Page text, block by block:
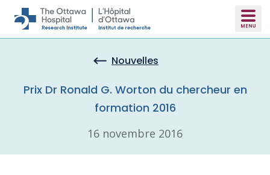
Skip to main content
Nouvelles
Prix Dr Ronald G. Worton du chercheur en
formation 2016
16 novembre 2016